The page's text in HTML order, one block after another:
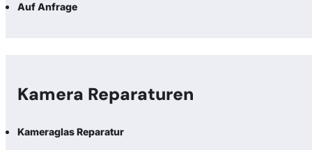
Auf Anfrage
Kamera Reparaturen
Kameraglas Reparatur